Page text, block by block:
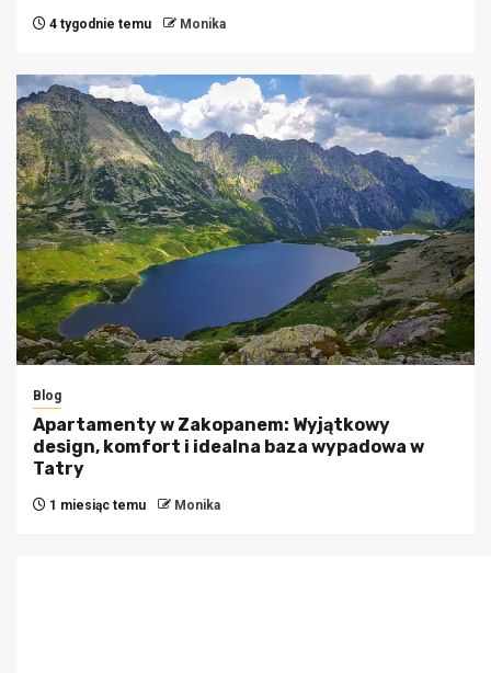
4 tygodnie temu Monika
Blog
Apartamenty w Zakopanem: Wyjątkowy
design, komfort i idealna baza wypadowa w
Tatry
1 miesiąc temu Monika